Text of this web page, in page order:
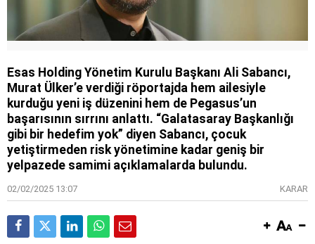
Esas Holding Yönetim Kurulu Başkanı Ali Sabancı,
Murat Ülker’e verdiği röportajda hem ailesiyle
kurduğu yeni iş düzenini hem de Pegasus’un
başarısının sırrını anlattı. “Galatasaray Başkanlığı
gibi bir hedefim yok” diyen Sabancı, çocuk
yetiştirmeden risk yönetimine kadar geniş bir
yelpazede samimi açıklamalarda bulundu.
02/02/2025 13:07 KARAR